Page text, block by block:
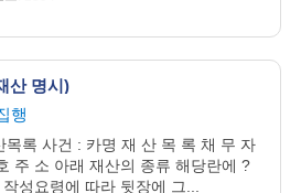
산 명시)
행
목록 사건 : 카명 재 산 목 록 채 무 자
주 소 아래 재산의 종류 해당란에 ?
성요령에 따라 뒷장에 그...